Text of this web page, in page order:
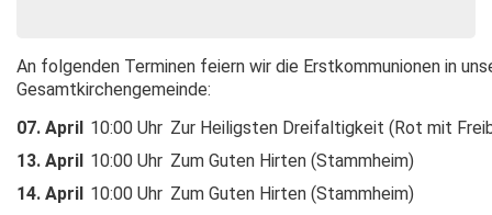
An folgenden Terminen feiern wir die Erstkommunionen in
Gesamtkirchengemeinde:
07. April 10:00 Uhr Zur Heiligsten Dreifaltigkeit (Rot mit
13. April 10:00 Uhr Zum Guten Hirten (Stammheim)
14. April 10:00 Uhr Zum Guten Hirten (Stammheim)